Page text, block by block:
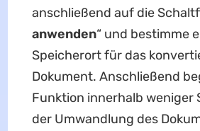
anschließend auf die
anwenden“ und bestimme
Speicherort für das
Dokument. Anschließend
Funktion innerhalb weniger
der Umwandlung des